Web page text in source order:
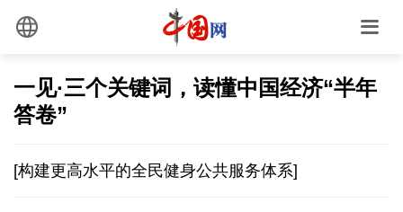
一见·三个关键词，读懂中国经济“半年
答卷”
[构建更高水平的全民健身公共服务体系]